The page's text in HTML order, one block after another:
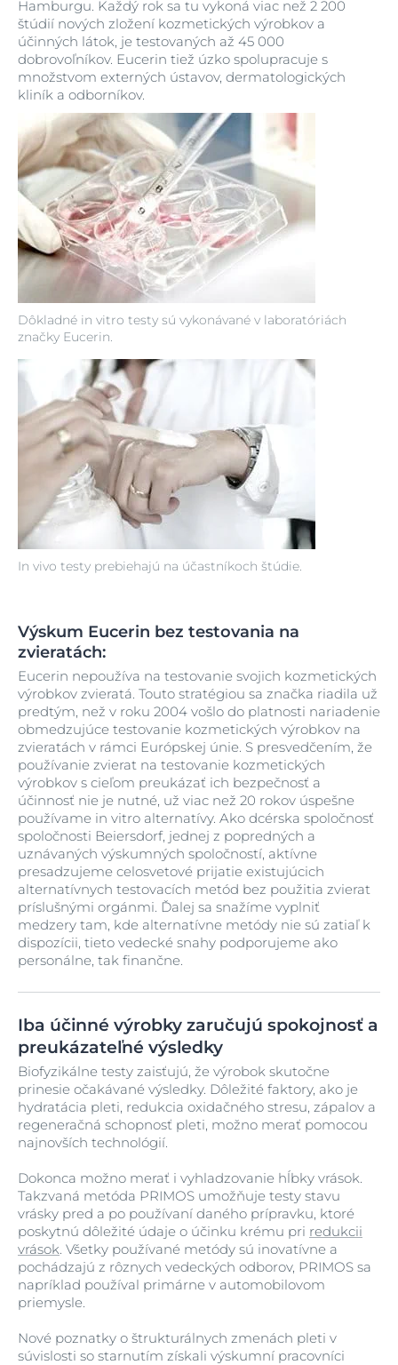
Dôkladné in vitro testy sú vykonávané v laboratóriách
značky Eucerin.
In vivo testy prebiehajú na účastníkoch štúdie.
Hamburgu. Každý rok sa tu vykoná viac než 2 200
štúdií nových zložení kozmetických výrobkov a
účinných látok, je testovaných až 45 000
dobrovoľníkov. Eucerin tiež úzko spolupracuje s
množstvom externých ústavov, dermatologických
kliník a odborníkov.
Výskum Eucerin bez testovania na
zvieratách:
Eucerin nepoužíva na testovanie svojich kozmetických
výrobkov zvieratá. Touto stratégiou sa značka riadila už
predtým, než v roku 2004 vošlo do platnosti nariadenie
obmedzujúce testovanie kozmetických výrobkov na
zvieratách v rámci Európskej únie. S presvedčením, že
používanie zvierat na testovanie kozmetických
výrobkov s cieľom preukázať ich bezpečnosť a
účinnosť nie je nutné, už viac než 20 rokov úspešne
používame in vitro alternatívy. Ako dcérska spoločnosť
spoločnosti Beiersdorf, jednej z popredných a
uznávaných výskumných spoločností, aktívne
presadzujeme celosvetové prijatie existujúcich
alternatívnych testovacích metód bez použitia zvierat
príslušnými orgánmi. Ďalej sa snažíme vyplniť
medzery tam, kde alternatívne metódy nie sú zatiaľ k
dispozícii, tieto vedecké snahy podporujeme ako
personálne, tak finančne.
Iba účinné výrobky zaručujú spokojnosť a
preukázateľné výsledky
Biofyzikálne testy zaisťujú, že výrobok skutočne
prinesie očakávané výsledky. Dôležité faktory, ako je
hydratácia pleti, redukcia oxidačného stresu, zápalov a
regeneračná schopnosť pleti, možno merať pomocou
najnovších technológií.
Dokonca možno merať i vyhladzovanie hĺbky vrások.
Takzvaná metóda PRIMOS umožňuje testy stavu
vrásky pred a po používaní daného prípravku, ktoré
poskytnú dôležité údaje o účinku krému pri redukcii
vrások. Všetky používané metódy sú inovatívne a
pochádzajú z rôznych vedeckých odborov, PRIMOS sa
napríklad používal primárne v automobilovom
priemysle.
Nové poznatky o štrukturálnych zmenách pleti v
súvislosti so starnutím získali výskumní pracovníci